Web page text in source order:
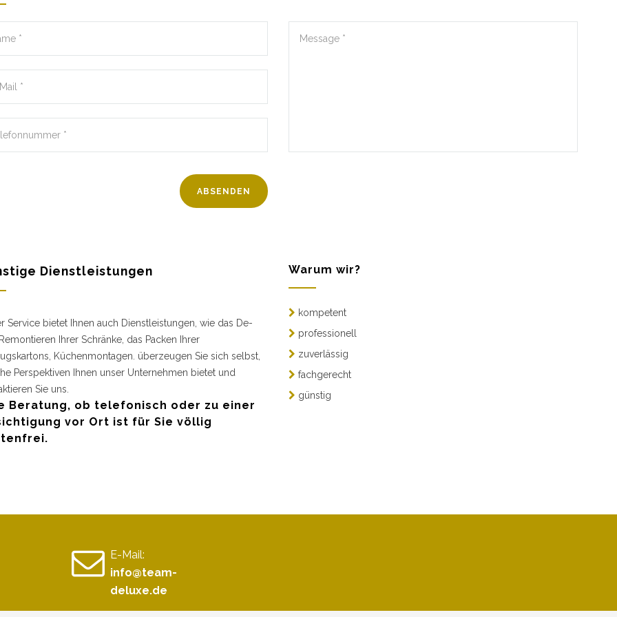
Dienstleistungen
Service bietet Ihnen auch Dienstleistungen, wie das De-
Ihrer Schränke, das Packen Ihrer
Küchenmontagen. überzeugen Sie sich selbst,
Perspektiven Ihnen unser Unternehmen bietet und
Sie uns.
Beratung, ob telefonisch oder zu einer
vor Ort ist für Sie völlig
Warum wir?
kompetent
professionell
zuverlässig
fachgerecht
günstig
E-Mail:
info@team-
deluxe.de